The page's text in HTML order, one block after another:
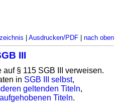
| Ausdrucken/PDF| nach oben
III
§ 115 SGB III verweisen.
in SGB III selbst,
geltenden Titeln,
aufgehobenen Titeln.